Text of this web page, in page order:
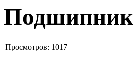
Подшипник
Просмотров: 1017